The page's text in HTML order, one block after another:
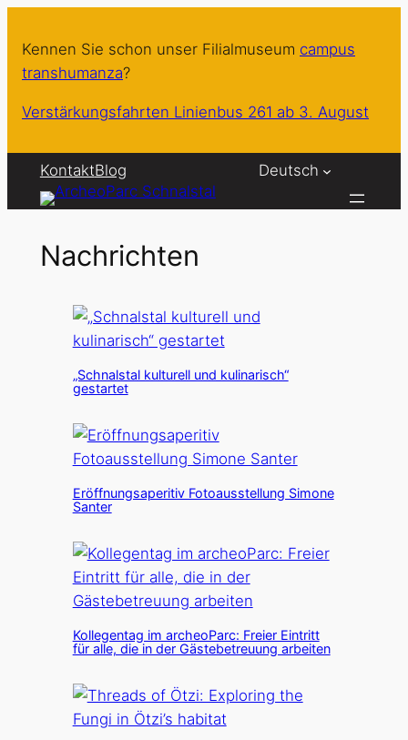
Inhalt
springen
Kennen Sie schon unser Filialmuseum campus
transhumanza?
Verstärkungsfahrten Linienbus 261 ab 3. August
KontaktBlog Deutsch
Nachrichten
„Schnalstal kulturell und kulinarisch“
gestartet
Eröffnungsaperitiv Fotoausstellung Simone
Santer
Kollegentag im archeoParc: Freier Eintritt
für alle, die in der Gästebetreuung arbeiten